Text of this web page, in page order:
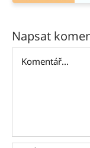
Napsat